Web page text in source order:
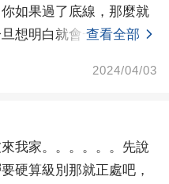
如果過了底線，那麼就
想明白就會一直干到死
查看全部
2024/04/03
我家。。。。。。先說
硬算級別那就正處吧，